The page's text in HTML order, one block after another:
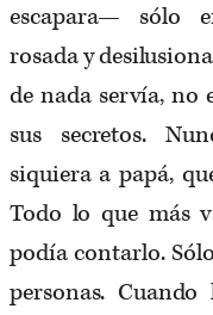
escapara— sólo
rosada y
de nada servía, no
sus secretos.
siquiera a papá,
Todo lo que más
podía contarlo.
personas.